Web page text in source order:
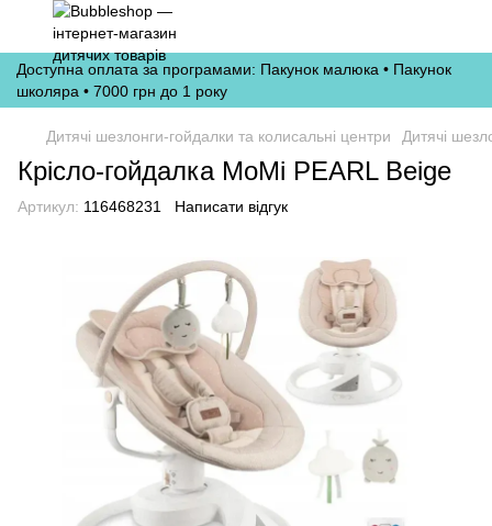
Доступна оплата за програмами: Пакунок малюка • Пакунок
школяра • 7000 грн до 1 року
Дитячі шезлонги-гойдалки та колисальні центри Дитячі
Крісло-гойдалка MoMi PEARL Beige
Артикул: 116468231 Написати відгук